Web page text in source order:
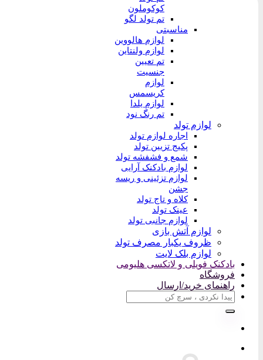
کوکوملون
تم تولد لگو
مناسبتی
لوازم هالووین
لوازم ولنتاین
تم تعیین
جنسیت
لوازم
کریسمس
لوازم یلدا
تم رنگ نود
لوازم تولد
اجاره لوازم تولد
پکیج تزیین تولد
شمع و فشفشه تولد
لوازم بادکنک آرایی
لوازم تزئینی و ریسه
جشن
کلاه و تاج تولد
عینک تولد
لوازم جانبی تولد
لوازم آتش بازی
ظروف یکبار مصرف تولد
لوازم بلک لایت
بادکنک فویلی و لاتکسی هلیومی
فروشگاه
راهنمای خرید/ارسال
جستجو